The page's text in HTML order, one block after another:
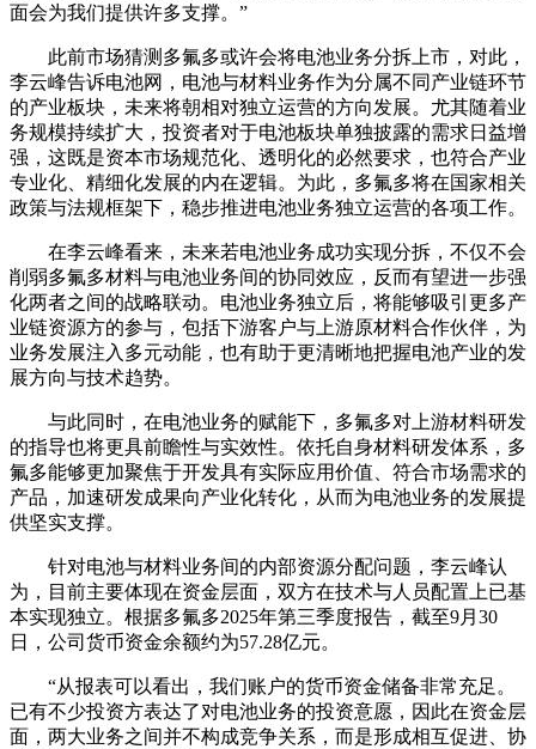
面会为我们提供许多支撑。”
此前市场猜测多氟多或许会将电池业务分拆上市，对此，
李云峰告诉电池网，电池与材料业务作为分属不同产业链环节
的产业板块，未来将朝相对独立运营的方向发展。尤其随着业
务规模持续扩大，投资者对于电池板块单独披露的需求日益增
强，这既是资本市场规范化、透明化的必然要求，也符合产业
专业化、精细化发展的内在逻辑。为此，多氟多将在国家相关
政策与法规框架下，稳步推进电池业务独立运营的各项工作。
在李云峰看来，未来若电池业务成功实现分拆，不仅不会
削弱多氟多材料与电池业务间的协同效应，反而有望进一步强
化两者之间的战略联动。电池业务独立后，将能够吸引更多产
业链资源方的参与，包括下游客户与上游原材料合作伙伴，为
业务发展注入多元动能，也有助于更清晰地把握电池产业的发
展方向与技术趋势。
与此同时，在电池业务的赋能下，多氟多对上游材料研发
的指导也将更具前瞻性与实效性。依托自身材料研发体系，多
氟多能够更加聚焦于开发具有实际应用价值、符合市场需求的
产品，加速研发成果向产业化转化，从而为电池业务的发展提
供坚实支撑。
针对电池与材料业务间的内部资源分配问题，李云峰认
为，目前主要体现在资金层面，双方在技术与人员配置上已基
本实现独立。根据多氟多2025年第三季度报告，截至9月30
日，公司货币资金余额约为57.28亿元。
“从报表可以看出，我们账户的货币资金储备非常充足。
已有不少投资方表达了对电池业务的投资意愿，因此在资金层
面，两大业务之间并不构成竞争关系，而是形成相互促进、协